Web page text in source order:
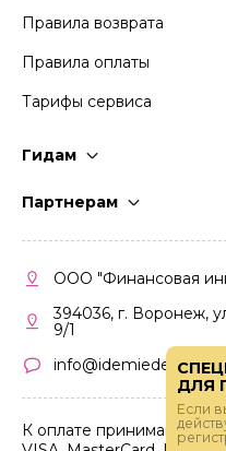
Правила возврата
Правила оплаты
Тарифы сервиса
Гидам
Партнерам
Кабинет партнера
Правила участия
ООО "Финансовая
394036, г. Воронеж,
9/1
info@idemiedem.ru
К оплате принимаются
ДЛЯ
Если